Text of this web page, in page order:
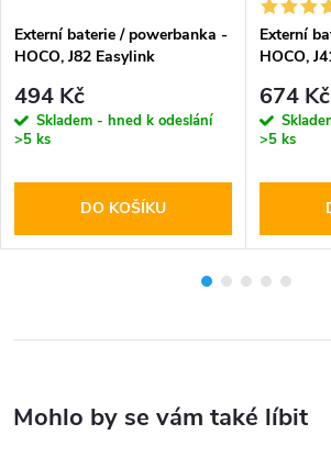
Externí baterie / powerbanka -
HOCO, J82 Easylink
494 Kč
Skladem - hned k odeslání
>5 ks
DO KOŠÍKU
Externí
HOCO,
674 Kč
>5 ks